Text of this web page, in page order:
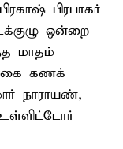
பிரபாகர்
ஒன்றை
மாதம்
கணக்
நாராயண்,